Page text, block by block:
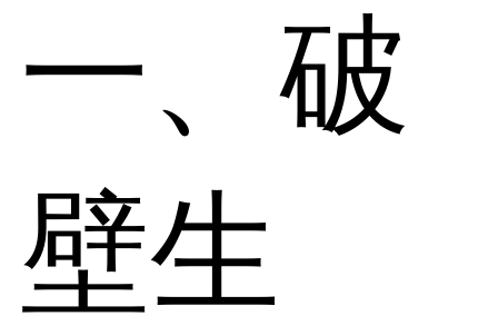
一、破
壁生